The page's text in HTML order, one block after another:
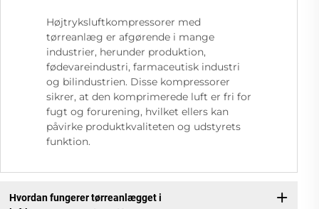
Højtryksluftkompressorer med
tørreanlæg er afgørende i mange
industrier, herunder produktion,
fødevareindustri, farmaceutisk industri
og bilindustrien. Disse kompressorer
sikrer, at den komprimerede luft er fri for
fugt og forurening, hvilket ellers kan
påvirke produktkvaliteten og udstyrets
funktion.
Hvordan fungerer tørreanlægget i